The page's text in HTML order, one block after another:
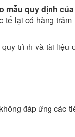
mẫu quy định
tế lại có hàng trăm
trình và tài liệu
đáp ứng các